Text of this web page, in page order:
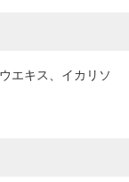
エキス、イカリソ